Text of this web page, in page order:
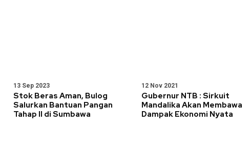
13 Sep 2023
Stok Beras Aman, Bulog
Salurkan Bantuan Pangan
Tahap II di Sumbawa
12 Nov 2021
Gubernur NTB : Sirkuit
Mandalika Akan Membawa
Dampak Ekonomi Nyata